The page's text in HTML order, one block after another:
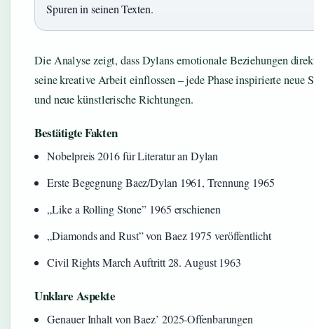
Spuren in seinen Texten.
Die Analyse zeigt, dass Dylans emotionale Beziehungen
seine kreative Arbeit einflossen – jede Phase inspirierte neue
und neue künstlerische Richtungen.
Bestätigte Fakten
Nobelpreis 2016 für Literatur an Dylan
Erste Begegnung Baez/Dylan 1961, Trennung 1965
„Like a Rolling Stone” 1965 erschienen
„Diamonds and Rust” von Baez 1975 veröffentlicht
Civil Rights March Auftritt 28. August 1963
Unklare Aspekte
Genauer Inhalt von Baez’ 2025-Offenbarungen